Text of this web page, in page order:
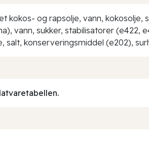
kokos- og rapsolje, vann,
vann, sukker, stabilisatorer (e422,
salt, konserveringsmiddel (e202),